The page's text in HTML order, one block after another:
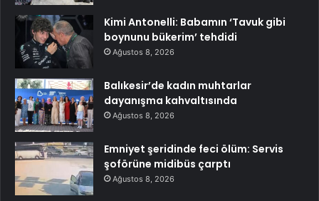
Kimi Antonelli: Babamın ‘Tavuk gibi
boynunu bükerim’ tehdidi
Ağustos 8, 2026
Balıkesir’de kadın muhtarlar
dayanışma kahvaltısında
Ağustos 8, 2026
Emniyet şeridinde feci ölüm: Servis
şoförüne midibüs çarptı
Ağustos 8, 2026